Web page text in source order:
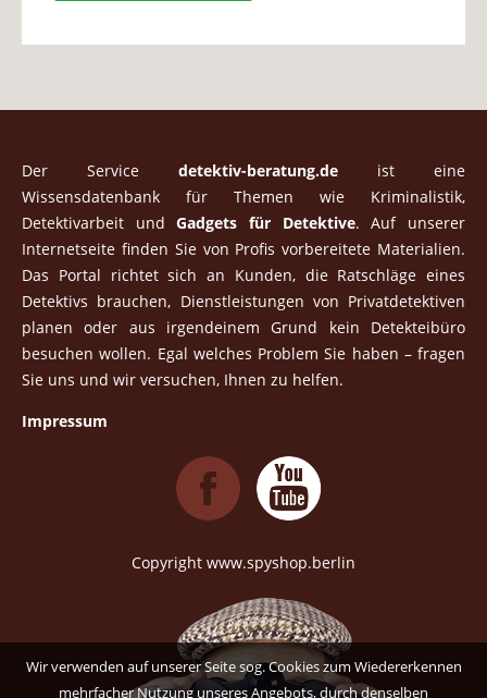
Der Service detektiv-beratung.de ist eine
Wissensdatenbank für Themen wie Kriminalistik,
Detektivarbeit und Gadgets für Detektive. Auf unserer
Internetseite finden Sie von Profis vorbereitete Materialien.
Das Portal richtet sich an Kunden, die Ratschläge eines
Detektivs brauchen, Dienstleistungen von Privatdetektiven
planen oder aus irgendeinem Grund kein Detekteibüro
besuchen wollen. Egal welches Problem Sie haben – fragen
Sie uns und wir versuchen, Ihnen zu helfen.
Impressum
Copyright www.spyshop.berlin
Wir verwenden auf unserer Seite sog. Cookies zum Wiedererkennen
mehrfacher Nutzung unseres Angebots, durch denselben